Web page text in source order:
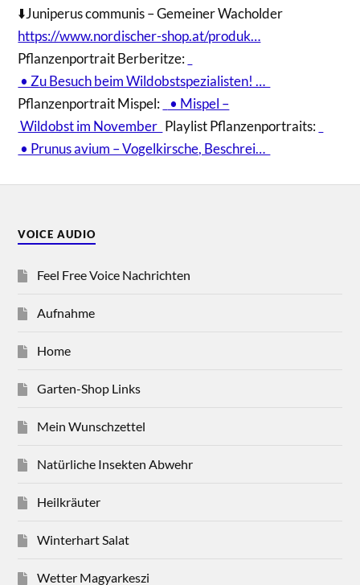
⬇️Juniperus communis – Gemeiner Wacholder
https://www.nordischer-shop.at/produk…
Pflanzenportrait Berberitze:
• Zu Besuch beim Wildobstspezialisten! …
Pflanzenportrait Mispel:
• Mispel –
Wildobst im November Playlist Pflanzenportraits:
• Prunus avium – Vogelkirsche, Beschrei…
VOICE AUDIO
Feel Free Voice Nachrichten
Aufnahme
Home
Garten-Shop Links
Mein Wunschzettel
Natürliche Insekten Abwehr
Heilkräuter
Winterhart Salat
Wetter Magyarkeszi